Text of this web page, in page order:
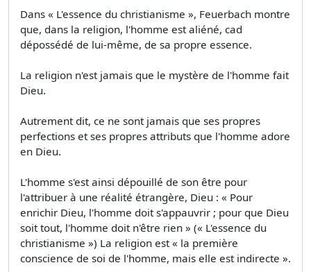
Dans « L'essence du christianisme », Feuerbach montre
que, dans la religion, l'homme est aliéné, cad
dépossédé de lui-même, de sa propre essence.
La religion n'est jamais que le mystère de l'homme fait
Dieu.
Autrement dit, ce ne sont jamais que ses propres
perfections et ses propres attributs que l'homme adore
en Dieu.
L'homme s'est ainsi dépouillé de son être pour
l'attribuer à une réalité étrangère, Dieu : « Pour
enrichir Dieu, l'homme doit s'appauvrir ; pour que Dieu
soit tout, l'homme doit n'être rien » (« L'essence du
christianisme ») La religion est « la première
conscience de soi de l'homme, mais elle est indirecte ».